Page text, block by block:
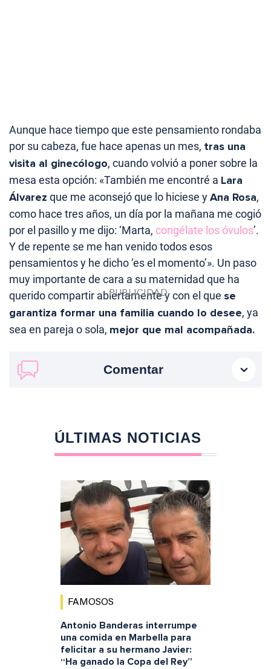
Aunque hace tiempo que este pensamiento rondaba
por su cabeza, fue hace apenas un mes, tras una
visita al ginecólogo, cuando volvió a poner sobre la
mesa esta opción: «También me encontré a Lara
Álvarez que me aconsejó que lo hiciese yAna Rosa,
como hace tres años, un día por la mañana me cogió
por el pasillo y me dijo: ‘Marta, congélate los óvulos’.
Y de repente se me han venido todos esos
pensamientos y he dicho ‘es el momento’». Un paso
muy importante de cara a su maternidad que ha
querido compartir abiertamente y con el que se
garantiza formar una familia cuando lo desee, ya
sea en pareja o sola, mejor que mal acompañada.
Comentar
ÚLTIMAS NOTICIAS
FAMOSOS
Antonio Banderas interrumpe
una comida en Marbella para
felicitar a su hermano Javier:
“Ha ganado la Copa del Rey”